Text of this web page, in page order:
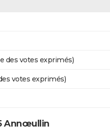
des votes exprimés)
votes exprimés)
Annœullin